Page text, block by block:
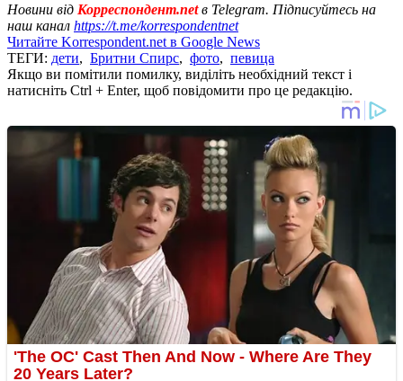
Новини від Корреспондент.netв Telegram. Підписуйтесь на
наш канал https://t.me/korrespondentnet
Читайте Korrespondent.net в Google News
ТЕГИ: дети, Бритни Спирс, фото, певица
Якщо ви помітили помилку, виділіть необхідний текст і
натисніть Ctrl + Enter, щоб повідомити про це редакцію.